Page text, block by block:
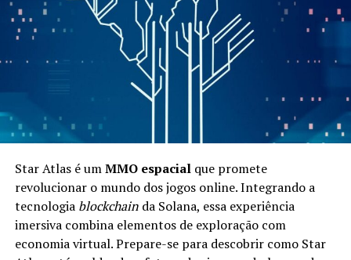
Star Atlas é umMMO espacialque promete
revolucionar o mundo dos jogos online. Integrando a
tecnologia blockchainda Solana, essa experiência
imersiva combina elementos de exploração com
economia virtual. Prepare-se para descobrir como Star